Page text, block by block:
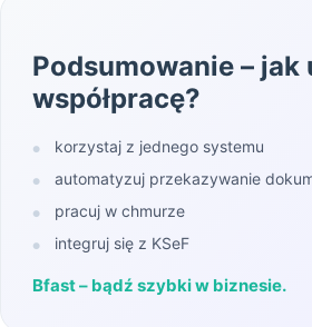
Podsumowanie – jak
współpracę?
● korzystaj z jednego systemu
● automatyzuj przekazywanie
● pracuj w chmurze
● integruj się z KSeF
Bfast – bądź szybki w biznesie.